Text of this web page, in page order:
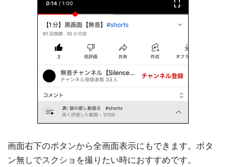
画面右下のボタンから全画面表示にもできます。ボタ
ン無しでスクショを撮りたい時におすすめです。